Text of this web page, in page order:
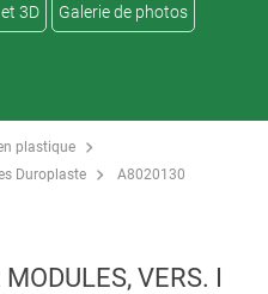
3D Galerie de photos
plastique
Duroplaste A8020130
VERS. I